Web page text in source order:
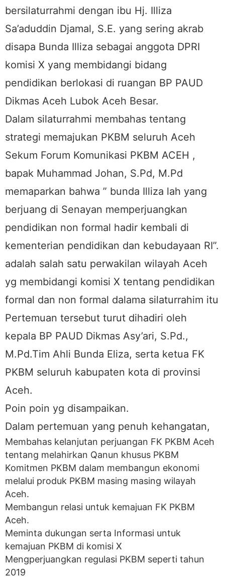
bersilaturrahmi dengan ibu Hj. Illiza
Sa’aduddin Djamal, S.E. yang sering akrab
disapa Bunda Illiza sebagai anggota DPRI
komisi X yang membidangi bidang
pendidikan berlokasi di ruangan BP PAUD
Dikmas Aceh Lubok Aceh Besar.
Dalam silaturrahmi membahas tentang
strategi memajukan PKBM seluruh Aceh
Sekum Forum Komunikasi PKBM ACEH ,
bapak Muhammad Johan, S.Pd, M.Pd
memaparkan bahwa ” bunda Illiza lah yang
berjuang di Senayan memperjuangkan
pendidikan non formal hadir kembali di
kementerian pendidikan dan kebudayaan RI”.
adalah salah satu perwakilan wilayah Aceh
yg membidangi komisi X tentang pendidikan
formal dan non formal dalama silaturrahim itu
Pertemuan tersebut turut dihadiri oleh
kepala BP PAUD Dikmas Asy’ari, S.Pd.,
M.Pd.Tim Ahli Bunda Eliza, serta ketua FK
PKBM seluruh kabupaten kota di provinsi
Aceh.
Poin poin yg disampaikan.
Dalam pertemuan yang penuh kehangatan,
Membahas kelanjutan perjuangan FK PKBM Aceh
tentang melahirkan Qanun khusus PKBM
Komitmen PKBM dalam membangun ekonomi
melalui produk PKBM masing masing wilayah
Aceh.
Membangun relasi untuk kemajuan FK PKBM
Aceh.
Meminta dukungan serta Informasi untuk
kemajuan PKBM di komisi X
Mengperjuangkan regulasi PKBM seperti tahun
2019